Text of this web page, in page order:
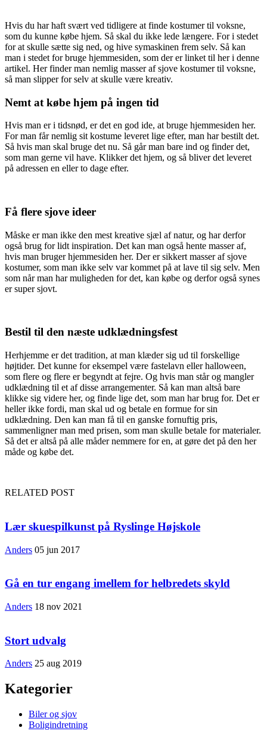
Hvis du har haft svært ved tidligere at finde kostumer til voksne,
som du kunne købe hjem. Så skal du ikke lede længere. For i stedet
for at skulle sætte sig ned, og hive symaskinen frem selv. Så kan
man i stedet for bruge hjemmesiden, som der er linket til her i denne
artikel. Her finder man nemlig masser af sjove kostumer til voksne,
så man slipper for selv at skulle være kreativ.
Nemt at købe hjem på ingen tid
Hvis man er i tidsnød, er det en god ide, at bruge hjemmesiden her.
For man får nemlig sit kostume leveret lige efter, man har bestilt det.
Så hvis man skal bruge det nu. Så går man bare ind og finder det,
som man gerne vil have. Klikker det hjem, og så bliver det leveret
på adressen en eller to dage efter.
Få flere sjove ideer
Måske er man ikke den mest kreative sjæl af natur, og har derfor
også brug for lidt inspiration. Det kan man også hente masser af,
hvis man bruger hjemmesiden her. Der er sikkert masser af sjove
kostumer, som man ikke selv var kommet på at lave til sig selv. Men
som når man har muligheden for det, kan købe og derfor også synes
er super sjovt.
Bestil til den næste udklædningsfest
Herhjemme er det tradition, at man klæder sig ud til forskellige
højtider. Det kunne for eksempel være fastelavn eller halloween,
som flere og flere er begyndt at fejre. Og hvis man står og mangler
udklædning til et af disse arrangementer. Så kan man altså bare
klikke sig videre her, og finde lige det, som man har brug for. Det er
heller ikke fordi, man skal ud og betale en formue for sin
udklædning. Den kan man få til en ganske fornuftig pris,
sammenligner man med prisen, som man skulle betale for materialer.
Så det er altså på alle måder nemmere for en, at gøre det på den her
måde og købe det.
RELATED POST
Lær skuespilkunst på Ryslinge Højskole
Anders 05 jun 2017
Gå en tur engang imellem for helbredets skyld
Anders 18 nov 2021
Stort udvalg
Anders 25 aug 2019
Kategorier
Biler og sjov
Boligindretning